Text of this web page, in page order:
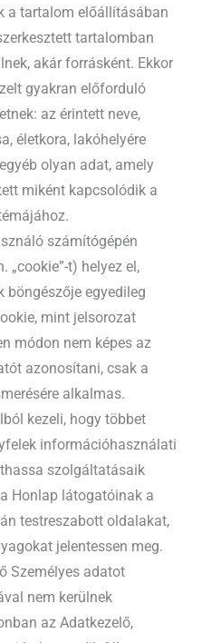
a tartalom előállításában
tartalomban
akár forrásként. Ekkor
gyakran előforduló
az érintett neve,
életkora, lakóhelyére
olyan adat, amely
miként kapcsolódik a
számítógépén
„cookie”-t) helyez el,
böngészője egyedileg
mint jelsorozat
módon nem képes az
azonosítani, csak a
alkalmas.
kezeli, hogy többet
információhasználati
szolgáltatásaik
Honlap látogatóinak a
testreszabott oldalakat,
jelentessen meg.
Személyes adatot
nem kerülnek
az Adatkezelő,